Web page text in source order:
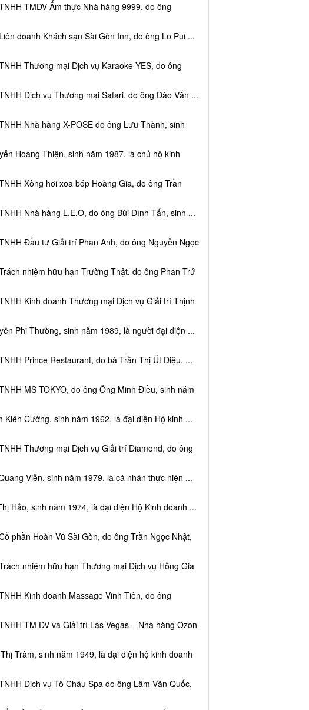
TMDV Ẩm thực Nhà hàng 9999, do ông
doanh Khách sạn Sài Gòn Inn, do ông Lo Pui ...
Thương mại Dịch vụ Karaoke YES, do ông
Dịch vụ Thương mại Safari, do ông Đào Văn ...
Nhà hàng X-POSE do ông Lưu Thành, sinh
Hoàng Thiện, sinh năm 1987, là chủ hộ kinh
Xông hơi xoa bóp Hoàng Gia, do ông Trần
Nhà hàng L.E.O, do ông Bùi Đình Tấn, sinh ...
Đầu tư Giải trí Phan Anh, do ông Nguyễn Ngọc
nhiệm hữu hạn Trường Thật, do ông Phan Trứ
Kinh doanh Thương mại Dịch vụ Giải trí Thịnh
Phi Thường, sinh năm 1989, là người đại diện ...
Prince Restaurant, do bà Trần Thị Út Diệu, ...
MS TOKYO, do ông Ông Minh Điều, sinh năm
Cường, sinh năm 1962, là đại diện Hộ kinh ...
Thương mại Dịch vụ Giải trí Diamond, do ông
Viễn, sinh năm 1979, là cá nhân thực hiện ...
Hảo, sinh năm 1974, là đại diện Hộ Kinh doanh ...
phần Hoàn Vũ Sài Gòn, do ông Trần Ngọc Nhật,
nhiệm hữu hạn Thương mại Dịch vụ Hồng Gia
Kinh doanh Massage Vinh Tiên, do ông
TM DV và Giải trí Las Vegas – Nhà hàng Ozon
Trâm, sinh năm 1949, là đại diện hộ kinh doanh
Dịch vụ Tô Châu Spa do ông Lâm Văn Quốc,